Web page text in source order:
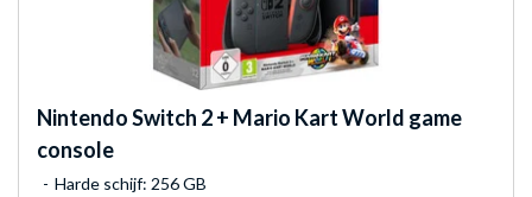
NintendoSwitch 2 + Mario Kart World game
console
Harde schijf: 256 GB